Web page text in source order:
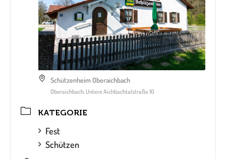
Schützenheim Oberaichbach
Oberaichbach, Untere Aichbachtalstraße 10
KATEGORIE
Fest
Schützen